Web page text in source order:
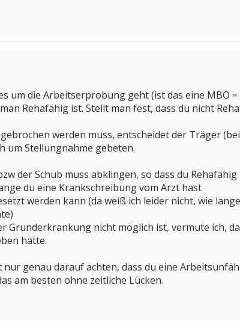
um die Arbeitserprobung geht (ist das eine MBO
Rehafähig ist. Stellt man fest, dass du nicht
werden muss, entscheidet der Träger
um Stellungnahme gebeten.
der Schub muss abklingen, so dass du
du eine Krankschreibung vom Arzt hast
werden kann (da weiß ich leider nicht, wie
Grunderkrankung nicht möglich ist, vermute ich,
hätte.
nur genau darauf achten, dass du eine
am besten ohne zeitliche Lücken.